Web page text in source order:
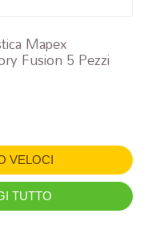
Mapex
Fusion 5 Pezzi
VELOCI
TUTTO